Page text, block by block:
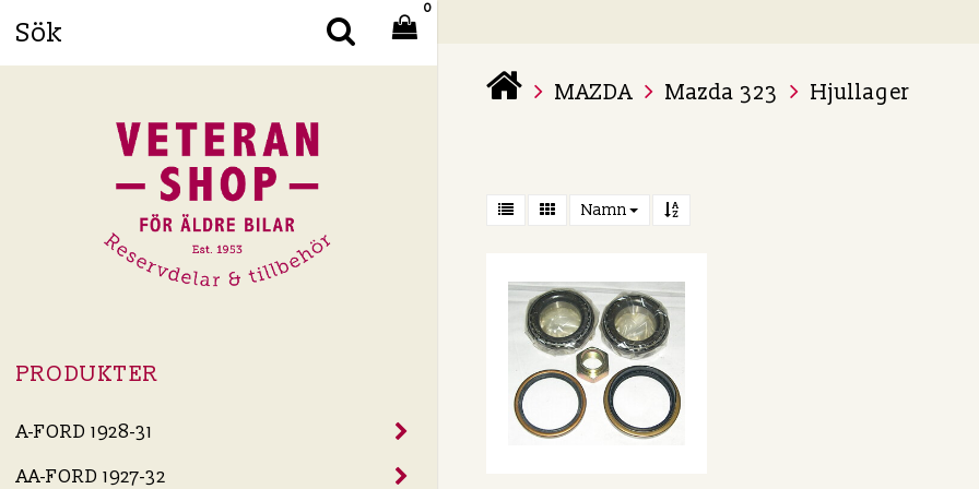
0
Din varukorg är tom
PRODUKTER
A-FORD 1928-31
AA-FORD 1927-32
MAZDA Mazda 323 Hjullager
Namn